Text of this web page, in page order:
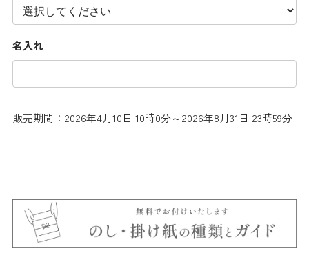
名入れ
販売期間：2026年4月10日 10時0分～2026年8月31日 23時59分